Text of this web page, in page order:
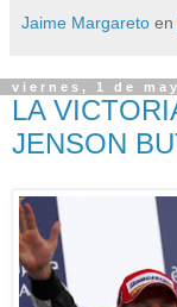
Jaime Margareto en
viernes, 1 de
LA
JENSON